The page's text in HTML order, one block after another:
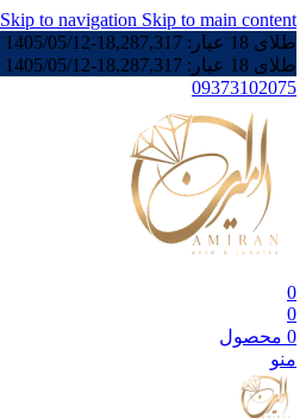
Skip to navigation Skip to main content
طلای 18 عیار:
18,287,317
-
1405/05/12
طلای 18 عیار:
18,287,317
-
1405/05/12
09373102075
0
0
0 محصول
منو